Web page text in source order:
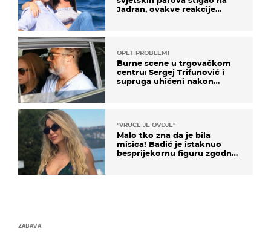
Jadran, ovakve reakcije
OPET PROBLEMI
Burne scene u trgovačkom
centru: Sergej Trifunović i
supruga uhićeni nakon
"VRUĆE JE OVDJE"
Malo tko zna da je bila
misica! Badić je istaknuo
besprijekornu figuru zgodne
ZABAVA